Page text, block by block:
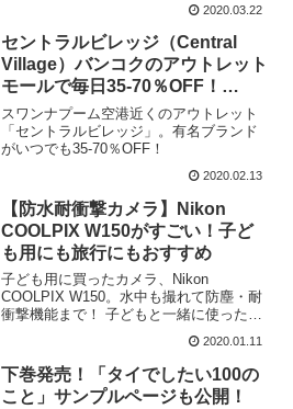
2020.03.22
セントラルビレッジ（Central
Village）バンコクのアウトレット
モールで毎日35-70％OFF！
（PR）
スワンナプーム空港近くのアウトレット
「セントラルビレッジ」。有名ブランド
がいつでも35-70％OFF！
2020.02.13
【防水耐衝撃カメラ】Nikon
COOLPIX W150がすごい！子ど
も用にも旅行にもおすすめ
子ども用に買ったカメラ、Nikon
COOLPIX W150。水中も撮れて防塵・耐
衝撃機能まで！ 子どもと一緒に使った感
2020.01.11
下巻発売！「タイでしたい100の
こと」サンプルページも公開！